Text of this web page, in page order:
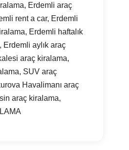
Erdemli araç
rent a car, Erdemli
Erdemli haftalık
Erdemli aylık araç
araç kiralama,
SUV araç
Havalimanı araç
araç kiralama,